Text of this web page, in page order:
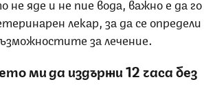
яде и не пие вода, важно е да го
лекар, за да се определи
за лечение.
ми да издържи 12 часа без